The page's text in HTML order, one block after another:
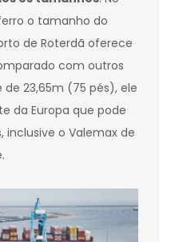
o tamanho do
de Roterdã oferece
com outros
23,65m (75 pés), ele
da Europa que pode
inclusive o Valemax de